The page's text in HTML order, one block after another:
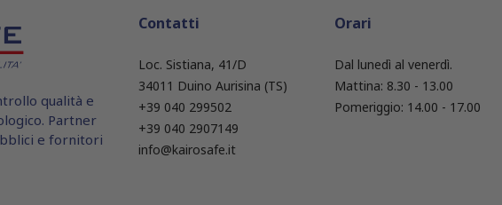
qualità e
Partner
e fornitori
Contatti
Loc. Sistiana, 41/D
34011 Duino Aurisina (TS)
+39 040 299502
+39 040 2907149
info@kairosafe.it
Orari
Dal lunedì al venerdì.
Mattina: 8.30 - 13.00
Pomeriggio: 14.00 - 17.00